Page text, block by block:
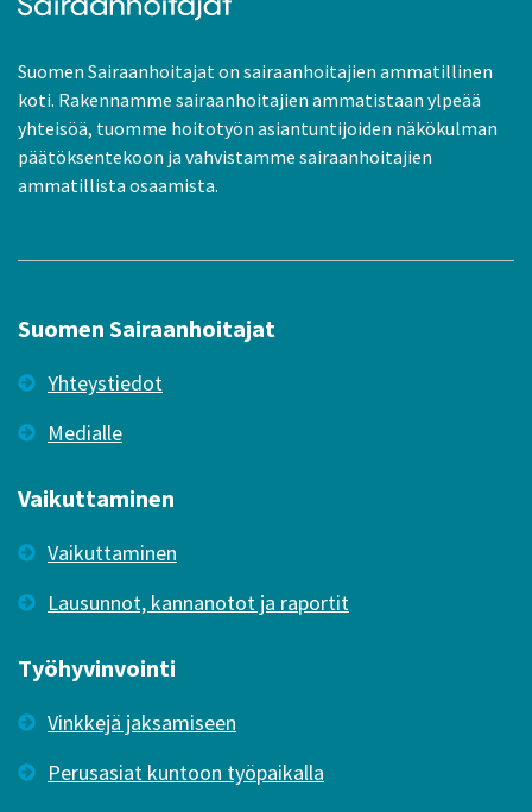
Suomen Sairaanhoitajat on sairaanhoitajien ammatillinen
koti. Rakennamme sairaanhoitajien ammatistaan ylpeää
yhteisöä, tuomme hoitotyön asiantuntijoiden näkökulman
päätöksentekoon ja vahvistamme sairaanhoitajien
ammatillista osaamista.
Suomen Sairaanhoitajat
Yhteystiedot
Medialle
Vaikuttaminen
Vaikuttaminen
Lausunnot, kannanotot ja raportit
Työhyvinvointi
Vinkkejä jaksamiseen
Perusasiat kuntoon työpaikalla